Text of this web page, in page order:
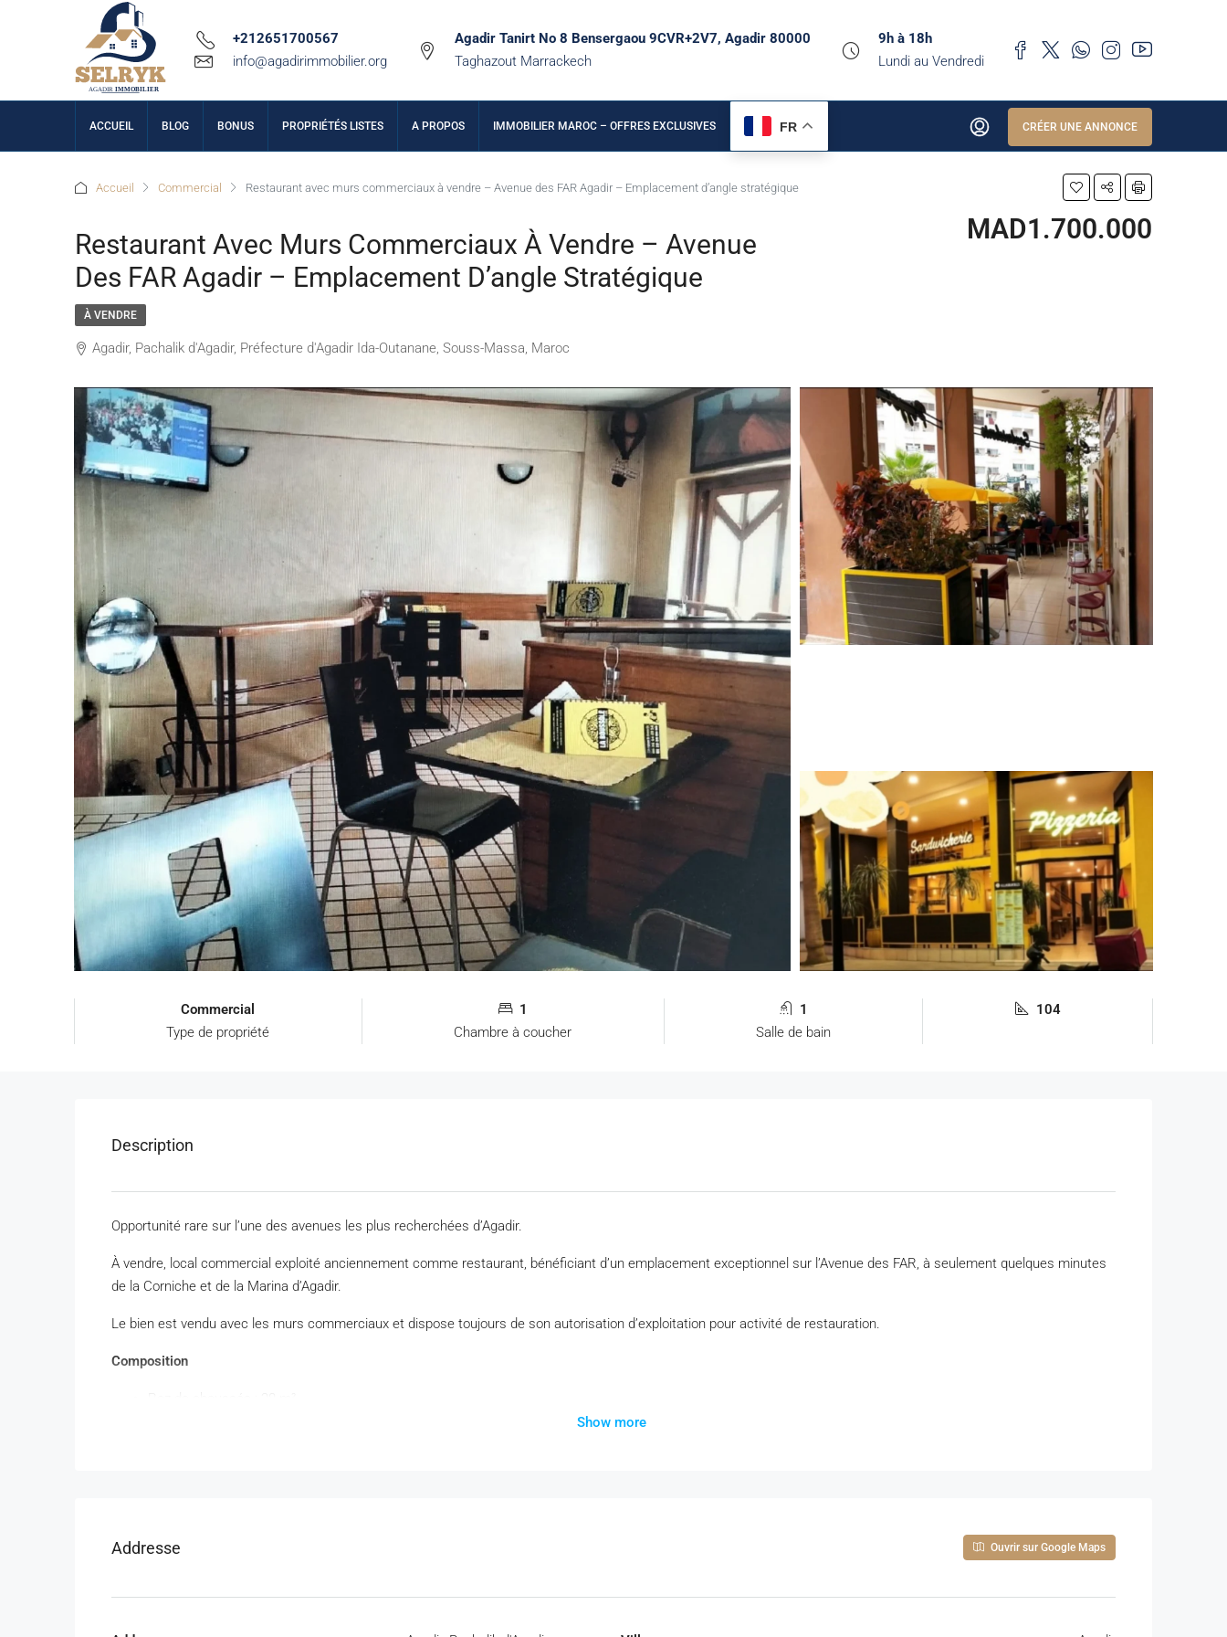
+212651700567
info@agadirimmobilier.org
Agadir Tanirt No 8 Bensergaou 9CVR+2V7, Agadir 80000
Taghazout Marrackech
9h à 18h
Lundi au Vendredi
ACCUEIL BLOG BONUS PROPRIÉTÉS LISTES A PROPOS IMMOBILIER MAROC – OFFRES EXCLUSIVES FR CRÉER UNE ANNONCE
Accueil Commercial Restaurant avec murs commerciaux à vendre – Avenue des FAR Agadir – Emplacement d’angle stratégique
Restaurant Avec Murs Commerciaux À Vendre – Avenue
Des FAR Agadir – Emplacement D’angle Stratégique
MAD1.700.000
À VENDRE
Agadir, Pachalik d'Agadir, Préfecture d'Agadir Ida-Outanane, Souss-Massa, Maroc
Commercial
Type de propriété
1
Chambre à coucher
1
Salle de bain
104
Description
Opportunité rare sur l’une des avenues les plus recherchées d’Agadir.
À vendre, local commercial exploité anciennement comme restaurant, bénéficiant d’un emplacement exceptionnel sur l’Avenue des FAR, à seulement quelques minutes
de la Corniche et de la Marina d’Agadir.
Le bien est vendu avec les murs commerciaux et dispose toujours de son autorisation d’exploitation pour activité de restauration.
Composition
Atouts majeurs
Emplacement premium sur Avenue des FAR
Ancienne activité de restauration reconnue
Show more
Addresse Ouvrir sur Google Maps